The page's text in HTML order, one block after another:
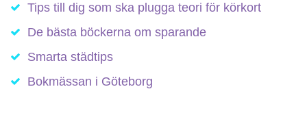
Tips till dig som ska plugga teori för körkort
De bästa böckerna om sparande
Smarta städtips
Bokmässan i Göteborg